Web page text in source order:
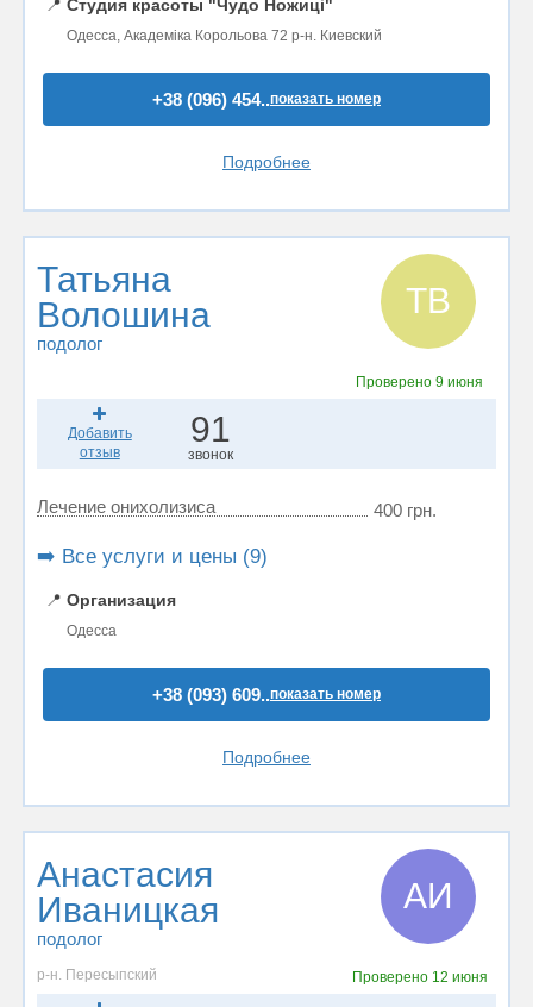
📍 Студия красоты "Чудо Ножиці"
Одесса, Академіка Корольова 72 р-н. Киевский
+38 (096) 454..показать номер
Подробнее
Татьяна
Волошина
подолог
ТВ
Проверено9 июня
Добавить
отзыв
91
звонок
Лечение онихолизиса 400 грн.
➡️ Все услуги и цены (9)
📍 Организация
Одесса
+38 (093) 609..показать номер
Подробнее
Анастасия
Иваницкая
подолог
АИ
р-н. Пересыпский Проверено 12 июня